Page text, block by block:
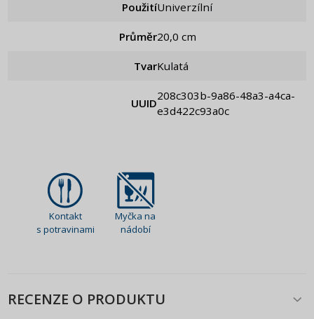
Použití Univerzílní
Průměr 20,0 cm
Tvar Kulatá
UUID
208c303b-9a86-48a3-a4ca-
e3d422c93a0c
Kontakt
s potravinami
Myčka na
nádobí
RECENZE O PRODUKTU